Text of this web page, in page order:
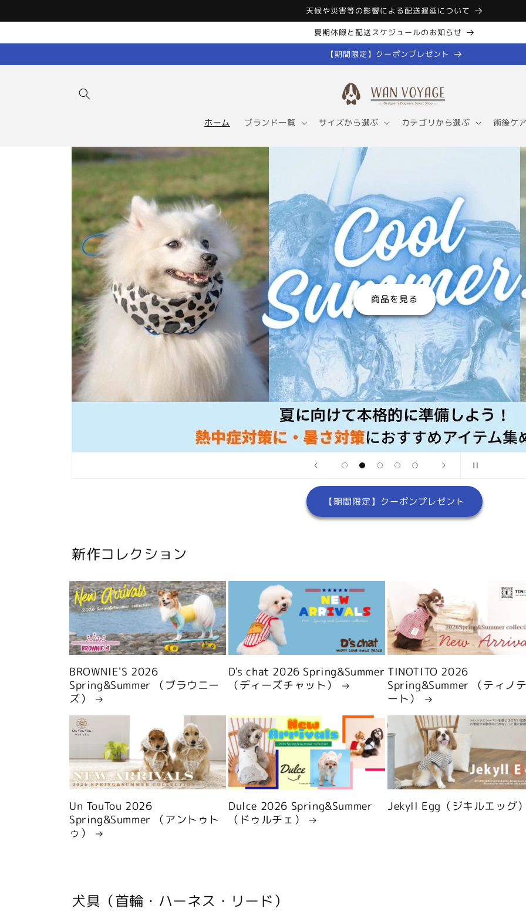
ツに進む
天候や災害等の影響による配送遅延について
夏期休暇と配送スケジュールのお知らせ
【期間限定】クーポンプレゼント
ホーム ブランド一覧 サイズから選ぶ カテゴリから選ぶ 術後ケ
商品
【期間限定】クーポンプレゼント
新作コレクション
BROWNIE'S 2026
Spring&Summer （ブラウニー
ズ）
D's chat 2026 Spring&Summer
（ディーズチャット）
TINOTITO 2026
Spring&Summer （ティノ
ート）
Un TouTou 2026
Spring&Summer （アントゥト
ゥ）
Dulce 2026 Spring&Summer
（ドゥルチェ）
Jekyll Egg（ジキルエッグ
犬具（首輪・ハーネス・リード）